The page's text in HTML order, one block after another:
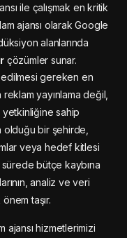
ile çalışmak en kritik
ajansı olarak Google
alanlarında
çözümler sunar.
gereken en
yayınlama değil,
yetkinliğine sahip
olduğu bir şehirde,
veya hedef kitlesi
bütçe kaybına
analiz ve veri
taşır.
ajansı hizmetlerimizi